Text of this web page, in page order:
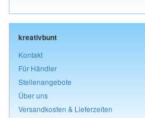
kreativbunt
Kontakt
Für Händler
Stellenangebote
Über uns
Versandkosten & Lieferzeiten